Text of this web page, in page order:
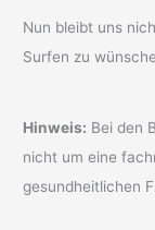
Nun bleibt uns
Surfen zu
Hinweis: Bei den
nicht um eine
gesundheitlichen